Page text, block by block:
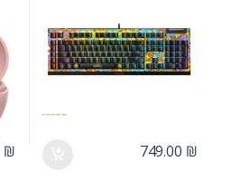
749.00 ₪
₪